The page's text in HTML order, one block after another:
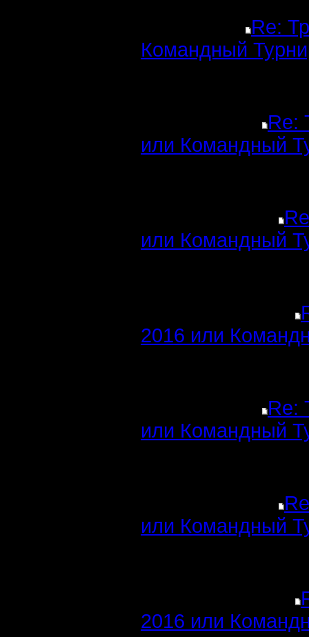
Re:
Командный
Re:
или Командный
или Командный
2016 или
Re:
или Командный
или Командный
2016 или